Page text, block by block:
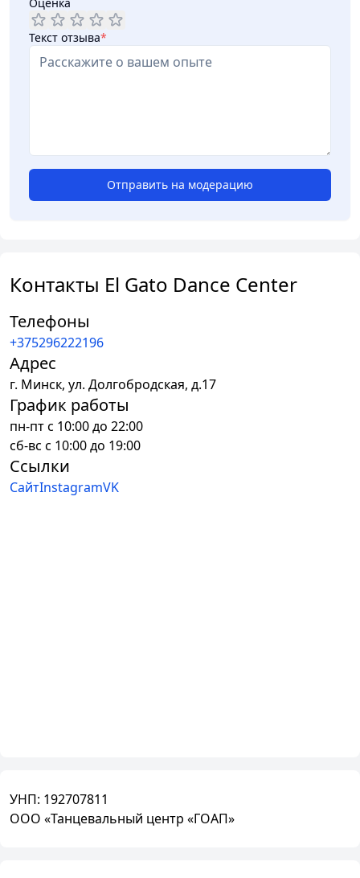
Оценка
Текст отзыва*
Отправить на модерацию
Контакты El Gato Dance Center
Телефоны
+375296222196
Адрес
г. Минск, ул. Долгобродская, д.17
График работы
пн-пт с 10:00 до 22:00
сб-вс с 10:00 до 19:00
Ссылки
СайтInstagramVK
УНП: 192707811
ООО «Танцевальный центр «ГОАП»